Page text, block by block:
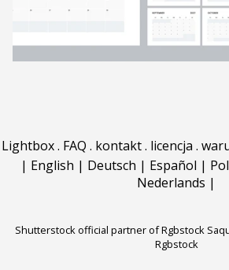
Lightbox. FAQ . kontakt. licencja .
| English | Deutsch | Español |
Nederlands |
Shutterstock official partner of Rgbstock
Rgbstock